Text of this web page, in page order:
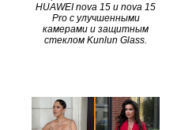
HUAWEI nova 15 и nova 15
Pro с улучшенными
камерами и защитным
стеклом Kunlun Glass.